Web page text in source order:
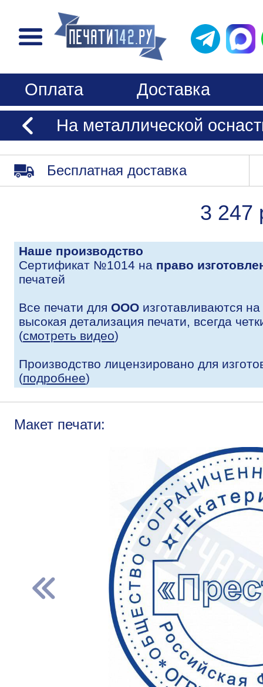
Оплата
Доставка
На металлической
Бесплатная доставка
3 247
Наше производство
Сертификат №1014 на право
печатей
Все печати для ООО изготавливаются
высокая детализация печати, всегда
(смотреть видео)
Производство лицензировано для
(подробнее)
Макет печати: